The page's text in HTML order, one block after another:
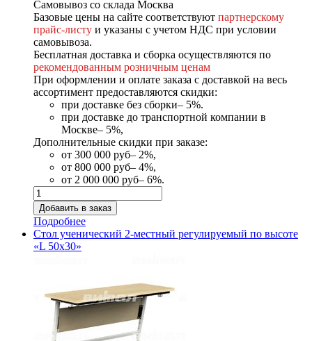
Самовывоз со склада Москва
Базовые цены на сайте соответствуют партнерскому
прайс-листу и указаны с учетом НДС при условии
самовывоза.
Бесплатная доставка и сборка осуществляются по
рекомендованным розничным ценам
При оформлении и оплате заказа с доставкой на весь
ассортимент предоставляются скидки:
при доставке без сборки– 5%.
при доставке до транспортной компании в
Москве– 5%,
Дополнительные скидки при заказе:
от 300 000 руб– 2%,
от 800 000 руб– 4%,
от 2 000 000 руб– 6%.
Подробнее
Стол ученический 2-местный регулируемый по высоте
«L 50x30»